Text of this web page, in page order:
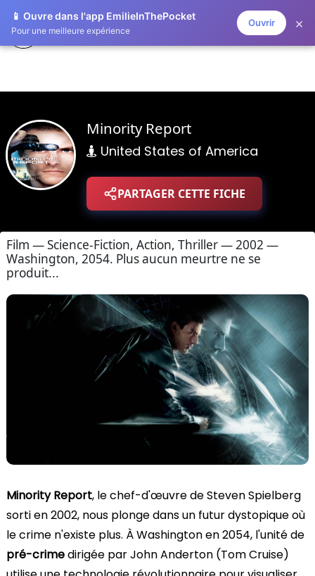
📱 Ouvre dans l'app EmilieInThePocket
Pour une meilleure expérience
Ouvrir ×
ZAPLISTOO
Minority Report
United States of America
PARTAGER CETTE FICHE
Film — Science-Fiction, Action, Thriller — 2002 —
Washington, 2054. Plus aucun meurtre ne se
produit...
Minority Report, le chef-d'œuvre de Steven Spielberg
sorti en 2002, nous plonge dans un futur dystopique où
le crime n'existe plus. À Washington en 2054, l'unité de
pré-crimedirigée par John Anderton (Tom Cruise)